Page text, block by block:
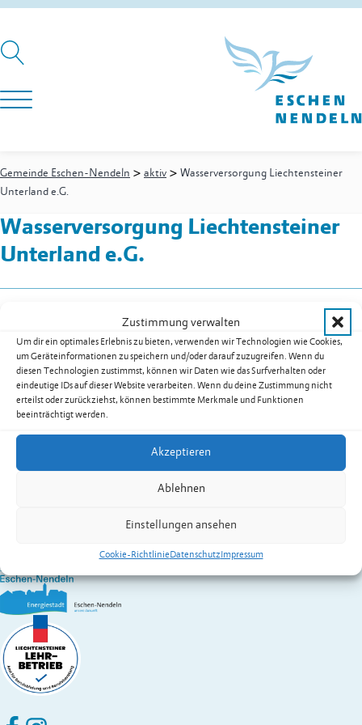
Zustimmung verwalten
Um dir ein optimales Erlebnis zu bieten, verwenden wir Technologien wie Cookies,
um Geräteinformationen zu speichern und/oder darauf zuzugreifen. Wenn du
diesen Technologien zustimmst, können wir Daten wie das Surfverhalten oder
eindeutige IDs auf dieser Website verarbeiten. Wenn du deine Zustimmung nicht
erteilst oder zurückziehst, können bestimmte Merkmale und Funktionen
beeinträchtigt werden.
Akzeptieren
Ablehnen
Einstellungen ansehen
Cookie-RichtlinieDatenschutzImpressum
Gemeinde Eschen-Nendeln > aktiv > Wasserversorgung Liechtensteiner
Unterland e.G.
Wasserversorgung Liechtensteiner
Unterland e.G.
9492Eschen
Festnetz+423 373 25 55
E-Mailinfo@wlu.li
Webwww.wlu.li
Kontakt:MattGeorg
Wirtschaft A – Z
St. Martins-Ring 2, 9492 Eschen
+423 377 50 10, verwaltung@eschen.li